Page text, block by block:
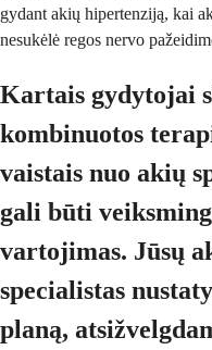
gydant akių hipertenziją, kai
nesukėlė regos nervo
Kartais gydytojai
kombinuotos
vaistais nuo akių
gali būti
vartojimas. Jūsų
specialistas
planą,